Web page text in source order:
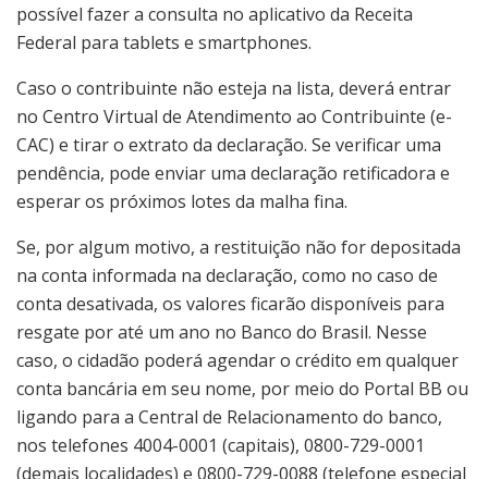
possível fazer a consulta no aplicativo da Receita
Federal para tablets e smartphones.
Caso o contribuinte não esteja na lista, deverá entrar
no Centro Virtual de Atendimento ao Contribuinte (e-
CAC) e tirar o extrato da declaração. Se verificar uma
pendência, pode enviar uma declaração retificadora e
esperar os próximos lotes da malha fina.
Se, por algum motivo, a restituição não for depositada
na conta informada na declaração, como no caso de
conta desativada, os valores ficarão disponíveis para
resgate por até um ano no Banco do Brasil. Nesse
caso, o cidadão poderá agendar o crédito em qualquer
conta bancária em seu nome, por meio do Portal BB ou
ligando para a Central de Relacionamento do banco,
nos telefones 4004-0001 (capitais), 0800-729-0001
(demais localidades) e 0800-729-0088 (telefone especial